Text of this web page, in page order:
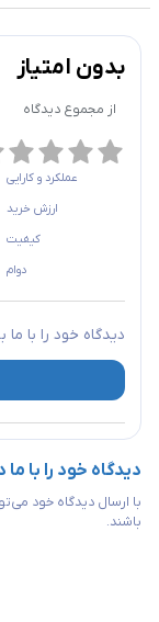
بدون امتیاز
از مجموع دیدگاه
عملکرد و کارایی
ارزش خرید
کیفیت
دوام
دیدگاه خود را با ما
دیدگاه خود را با
با ارسال دیدگاه خود
باشند.